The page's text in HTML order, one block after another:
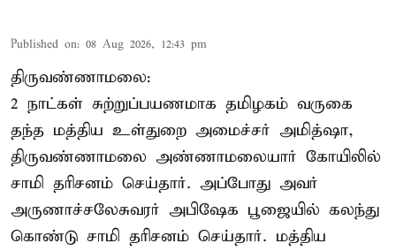
Published on: 08 Aug 2026, 12:43 pm
திருவண்ணாமலை:
2 நாட்கள் சுற்றுப்பயணமாக தமிழகம் வருகை
தந்த மத்திய உள்துறை அமைச்சர் அமித்ஷா,
திருவண்ணாமலை அண்ணாமலையார் கோயிலில்
சாமி தரிசனம் செய்தார். அப்போது அவர்
அருணாச்சலேசுவரர் அபிஷேக பூஜையில் கலந்து
கொண்டு சாமி தரிசனம் செய்தார். மத்திய